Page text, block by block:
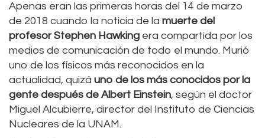
Apenas eran las primeras horas del 14 de marzo
de 2018 cuando la noticia de la muerte del
profesor Stephen Hawking era compartida por los
medios de comunicación de todo el mundo. Murió
uno de los físicos más reconocidos en la
actualidad, quizá uno de los más conocidos por la
gente después de Albert Einstein, según el doctor
Miguel Alcubierre, director del Instituto de Ciencias
Nucleares de la UNAM.